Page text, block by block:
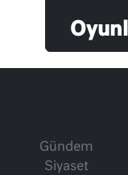
Gündem
Siyaset